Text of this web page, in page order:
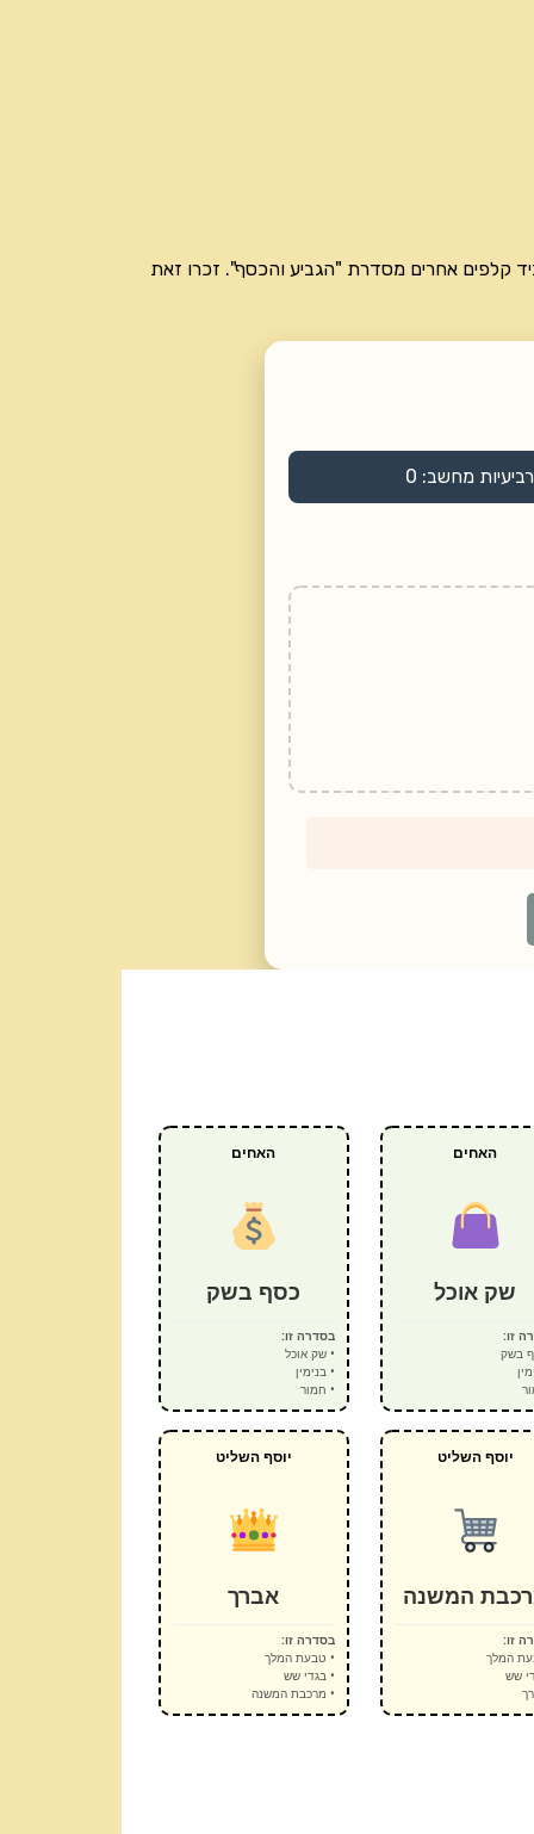
קלפים אחרים מסדרת "הגביע והכסף". זכרו זאת
רביעיות מחשב: 0
האחים
שק אוכל
זו:
בשק
האחים
כסף בשק
בסדרה זו:
• שק אוכל
• בנימין
• חמור
יוסף השליט
המשנה
זו:
המלך
שש
יוסף השליט
אברך
בסדרה זו:
• טבעת המלך
• בגדי שש
• מרכבת המשנה